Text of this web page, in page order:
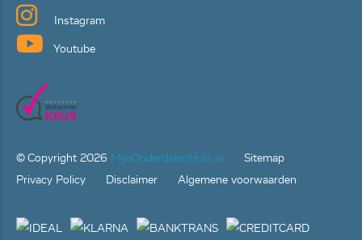
Instagram
Youtube
© Copyright 2026 MijnOnderdelenHuis.nl
Sitemap
Privacy Policy
Disclaimer Algemene voorwaarden